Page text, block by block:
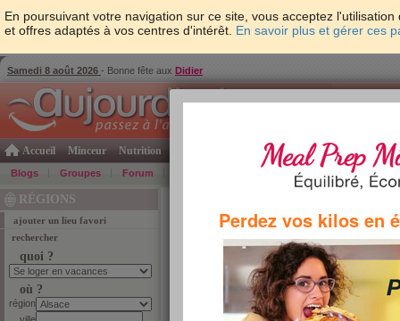
En poursuivant votre navigation sur ce site, vous acceptez
et offres adaptés à vos centres d'intérêt. En savoir plus et gérer ces
Samedi 8 août 2026 - Bonne fête aux Didier
Accueil Minceur Nutrition Psycho & tests Forme & santé
Blogs Groupes Forum Bons Plans
RÉGIONS
ajouter un lieu favori
rechercher
quoi ?
où ?
région
rechercher
quoi ?
où ?
région
ville
Perdez vos kilos en